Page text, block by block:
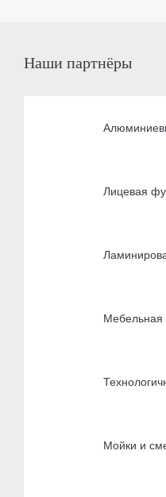
Наши партнёры
Лицевая
Мебельная
Мойки и